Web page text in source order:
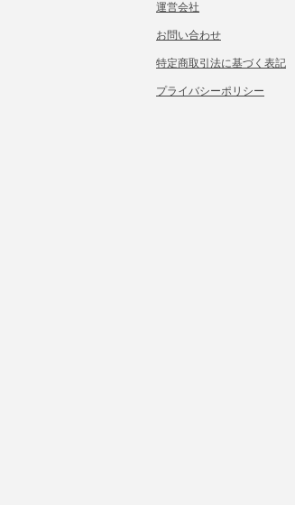
運営会社
お問い合わせ
特定商取引法に基づく表記
プライバシーポリシー